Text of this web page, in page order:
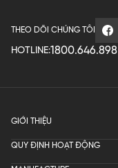
THEO DÕI CHÚNG TÔI
HOTLINE:1800.646.898
GIỚI THIỆU
QUY ĐỊNH HOẠT ĐỘNG